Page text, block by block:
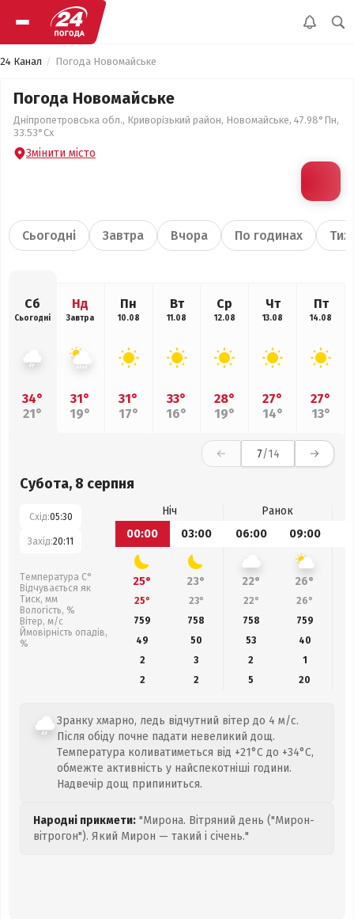
24 Канал Погода Новомайське
Погода Новомайське
Дніпропетровська обл., Криворізький район, Новомайське, 47.98°Пн,
33.53°Сх
Змінити місто
Сьогодні Завтра Вчора По годинах
Сб
Сьогодні
34°
21°
Нд
Завтра
31°
19°
Пн
10.08
31°
17°
Вт
11.08
33°
16°
Ср
12.08
28°
19°
Чт
13.08
27°
14°
Пт
14.08
27°
13°
7/14
Субота, 8 серпня
Схід:05:30
Захід:20:11
Температура С°
Відчувається як
Тиск, мм
Вологість, %
Вітер, м/с
Ймовірність опадів,
%
Ніч
Ранок
00:00
03:00 06:00 09:00
25° 23° 22° 26°
25° 23° 22° 26°
759
758 758 759
49
50 53
40
2
3 2
1
2
2 5 20
Зранку хмарно, ледь відчутний вітер до 4 м/с.
Після обіду почне падати невеликий дощ.
Температура коливатиметься від +21°C до +34°C,
обмежте активність у найспекотніші години.
Надвечір дощ припиниться.
Народні прикмети: "Мирона. Вітряний день ("Мирон-
вітрогон"). Який Мирон — такий і січень."